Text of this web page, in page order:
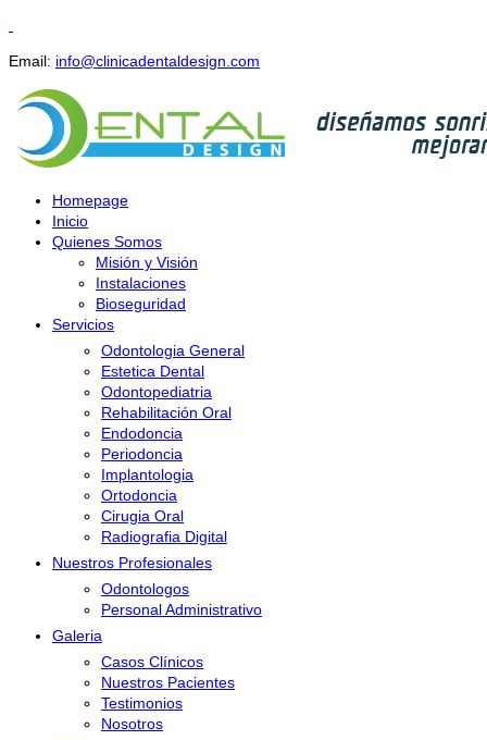
Email: info@clinicadentaldesign.com
Homepage
Inicio
Quienes Somos
Misión y Visión
Instalaciones
Bioseguridad
Servicios
Odontologia General
Estetica Dental
Odontopediatria
Rehabilitación Oral
Endodoncia
Periodoncia
Implantologia
Ortodoncia
Cirugia Oral
Radiografia Digital
Nuestros Profesionales
Odontologos
Personal Administrativo
Galeria
Casos Clínicos
Nuestros Pacientes
Testimonios
Nosotros